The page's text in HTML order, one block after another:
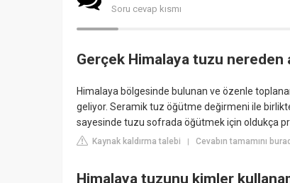
Soru cevap kısmı
Gerçek Himalaya tuzu nereden
Himalaya bölgesinde bulunan ve özenle
geliyor. Seramik tuz öğütme değirmeni ile
sayesinde tuzu sofrada öğütmek için oldukça
Kaynak kaldırma talebi | Cevabın tamamını
Himalaya tuzunu kimler